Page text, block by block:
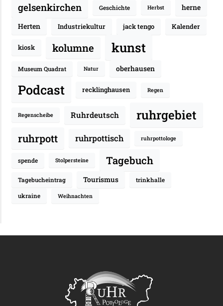
gelsenkirchen Geschichte Herbst
herne
Herten
Industriekultur jack tengo Kalender
kiosk kolumne kunst
Museum Quadrat Natur oberhausen
Podcast recklinghausen Regen
Regenscheibe Ruhrdeutsch ruhrgebiet
ruhrpott ruhrpottisch ruhrpottologe
spende Stolpersteine Tagebuch
Tagebucheintrag Tourismus trinkhalle
ukraine Weihnachten